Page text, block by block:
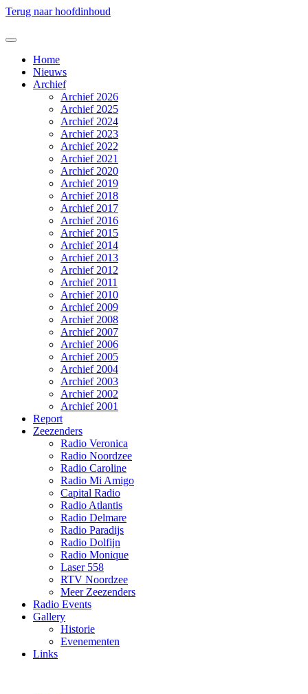
Terug naar hoofdinhoud
Home
Nieuws
Archief
Archief 2026
Archief 2025
Archief 2024
Archief 2023
Archief 2022
Archief 2021
Archief 2020
Archief 2019
Archief 2018
Archief 2017
Archief 2016
Archief 2015
Archief 2014
Archief 2013
Archief 2012
Archief 2011
Archief 2010
Archief 2009
Archief 2008
Archief 2007
Archief 2006
Archief 2005
Archief 2004
Archief 2003
Archief 2002
Archief 2001
Report
Zeezenders
Radio Veronica
Radio Noordzee
Radio Caroline
Radio Mi Amigo
Capital Radio
Radio Atlantis
Radio Delmare
Radio Paradijs
Radio Dolfijn
Radio Monique
Laser 558
RTV Noordzee
Meer Zeezenders
Radio Events
Gallery
Historie
Evenementen
Links